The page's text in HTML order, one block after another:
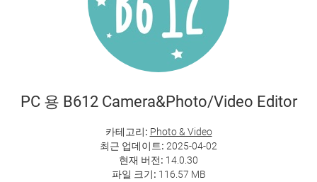
PC 용 B612 Camera&Photo/Video Editor
카테고리: Photo & Video
최근 업데이트: 2025-04-02
현재 버전: 14.0.30
파일 크기: 116.57 MB